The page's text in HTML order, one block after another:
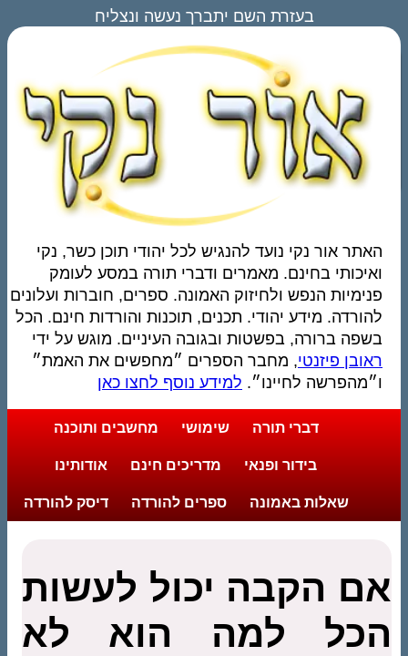
בעזרת השם יתברך נעשה ונצליח
האתר אור נקי נועד להנגיש לכל יהודי תוכן כשר, נקי
ואיכותי בחינם. מאמרים ודברי תורה במסע לעומק
פנימיות הנפש ולחיזוק האמונה. ספרים, חוברות ועלונים
להורדה. מידע יהודי. תכנים, תוכנות והורדות חינם. הכל
בשפה ברורה, בפשטות ובגובה העיניים. מוגש על ידי
ראובן פיזנטי, מחבר הספרים ״מחפשים את האמת״
ו״מהפרשה לחיינו״. למידע נוסף לחצו כאן
דברי תורה שימושי מחשבים ותוכנה
בידור ופנאי מדריכים חינם אודותינו
שאלות באמונה ספרים להורדה דיסק להורדה
אם הקבה יכול לעשות
הכל למה הוא לא